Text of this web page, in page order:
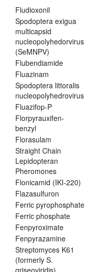
Fludioxonil
Spodoptera exigua
multicapsid
nucleopolyhedorvirus
(SeMNPV)
Flubendiamide
Fluazinam
Spodoptera littoralis
nucleopolyhedrovirus
Fluazifop-P
Florpyrauxifen-
benzyl
Florasulam
Straight Chain
Lepidopteran
Pheromones
Flonicamid (IKI-220)
Flazasulfuron
Ferric pyrophosphate
Ferric phosphate
Fenpyroximate
Fenpyrazamine
Streptomyces K61
(formerly S.